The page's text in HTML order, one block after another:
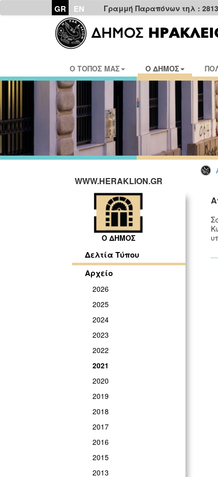
GR EN Γραμμή Παραπόνων τηλ :
Ο ΤΟΠΟΣ ΜΑΣ Ο ΔΗΜΟΣ
WWW.HERAKLION.GR
Ο ΔΗΜΟΣ
Δελτία Τύπου
Αρχείο
2026
2025
2024
2023
2022
2021
2020
2019
2018
2017
2016
2015
2013